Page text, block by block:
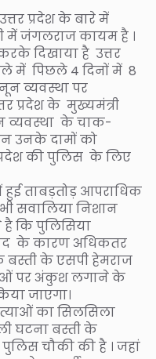
प्रदेश के बारे में
में जंगलराज कायम है ।
दिखाया है उत्तर
में पिछले 4 दिनों में 8
व्यवस्था पर
प्रदेश के मुख्यमंत्री
व्यवस्था के चाक-
उनके दामों को
की पुलिस के लिए
ताबड़तोड़ आपराधिक
सवालिया निशान
है कि पुलिसिया
के कारण अधिकतर
बस्ती के एसपी हेमराज
पर अंकुश लगाने के
जाएगा।
का सिलसिला
घटना बस्ती के
चौकी की है । जहां